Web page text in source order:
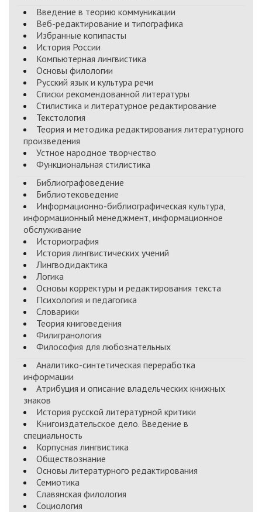
Введение в теорию коммуникации
Веб-редактирование и типографика
Избранные копипасты
История России
Компьютерная лингвистика
Основы филологии
Русский язык и культура речи
Списки рекомендованной литературы
Стилистика и литературное редактирование
Текстология
Теория и методика редактирования литературного
произведения
Устное народное творчество
Функциональная стилистика
Библиографоведение
Библиотековедение
Информационно-библиографическая культура,
информационный менеджмент, информационное
обслуживание
Историография
История лингвистических учений
Лингводидактика
Логика
Основы корректуры и редактирования текста
Психология и педагогика
Словарики
Теория книговедения
Филигранология
Философия для любознательных
Аналитико-синтетическая переработка
информации
Атрибуция и описание владельческих книжных
знаков
История русской литературной критики
Книгоиздательское дело. Введение в
специальность
Корпусная лингвистика
Обществознание
Основы литературного редактирования
Семиотика
Славянская филология
Социология